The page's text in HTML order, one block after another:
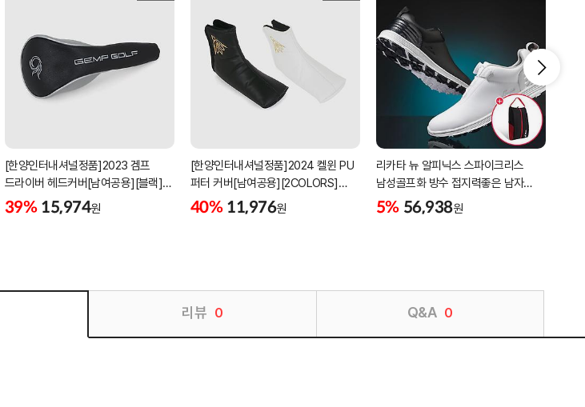
[한양인터내셔널정품]2023 겜프
드라이버 헤드커버[남여공용][블랙]
[HD-302]
39% 15,974원
[한양인터내셔널정품]2024 켈윈 PU
퍼터 커버[남여공용][2COLORS]
[KW-PC320]
40% 11,976원
리카타 뉴 알피닉스 스파이크리스
남성골프화 방수 접지력좋은 남자
골프신발 C27102/신발가방제공
5% 56,938원
리뷰 0 Q&A 0